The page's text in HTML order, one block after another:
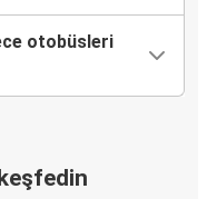
otobüsleri